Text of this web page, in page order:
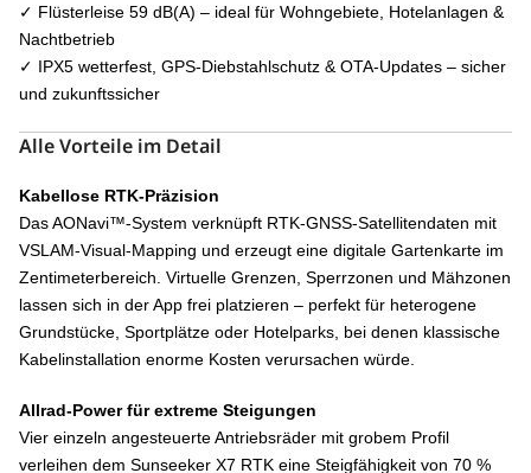
✓ Flüsterleise 59 dB(A) – ideal für Wohngebiete, Hotelanlagen &
Nachtbetrieb
✓ IPX5 wetterfest, GPS-Diebstahlschutz & OTA-Updates – sicher
und zukunftssicher
Alle Vorteile im Detail
Kabellose RTK-Präzision
Das AONavi™-System verknüpft RTK-GNSS-Satellitendaten mit
VSLAM-Visual-Mapping und erzeugt eine digitale Gartenkarte im
Zentimeterbereich. Virtuelle Grenzen, Sperrzonen und Mähzonen
lassen sich in der App frei platzieren – perfekt für heterogene
Grundstücke, Sportplätze oder Hotelparks, bei denen klassische
Kabelinstallation enorme Kosten verursachen würde.
Allrad-Power für extreme Steigungen
Vier einzeln angesteuerte Antriebsräder mit grobem Profil
verleihen dem Sunseeker X7 RTK eine Steigfähigkeit von 70 %